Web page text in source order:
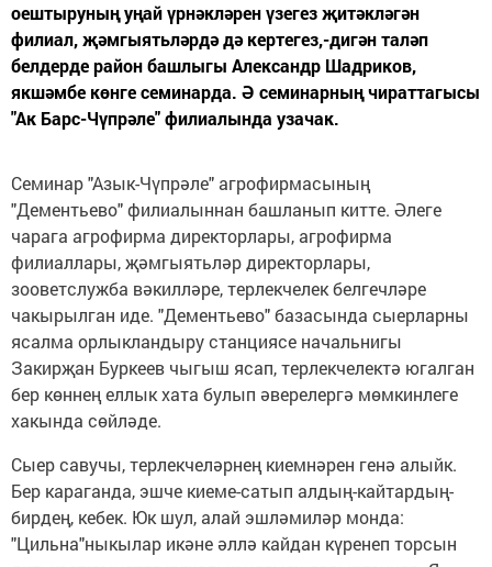
оештыруның уңай үрнәкләрен үзегез җитәкләгән
филиал, җәмгыятьләрдә дә кертегез,-дигән таләп
белдерде район башлыгы Александр Шадриков,
якшәмбе көнге семинарда. Ә семинарның чираттагысы
"Ак Барс-Чүпрәле" филиалында узачак.
Семинар "Азык-Чүпрәле" агрофирмасының
"Дементьево" филиалыннан башланып китте. Әлеге
чарага агрофирма директорлары, агрофирма
филиаллары, җәмгыятьләр директорлары,
зооветслужба вәкилләре, терлекчелек белгечләре
чакырылган иде. "Дементьево" базасында сыерларны
ясалма орлыкландыру станциясе начальнигы
Закирҗан Буркеев чыгыш ясап, терлекчелектә югалган
бер көннең еллык хата булып әверелергә мөмкинлеге
хакында сөйләде.
Сыер савучы, терлекчеләрнең киемнәрен генә алыйк.
Бер караганда, эшче киеме-сатып алдың-кайтардың-
бирдең, кебек. Юк шул, алай эшләмиләр монда:
"Цильна"ныкылар икәне әллә кайдан күренеп торсын